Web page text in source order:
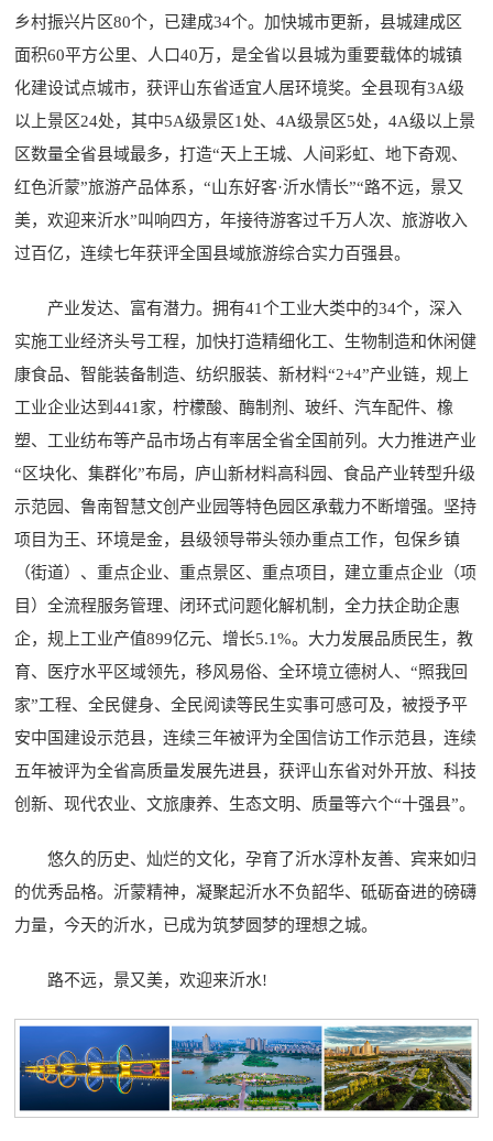
乡村振兴片区80个，已建成34个。加快城市更新，县城建成区
面积60平方公里、人口40万，是全省以县城为重要载体的城镇
化建设试点城市，获评山东省适宜人居环境奖。全县现有3A级
以上景区24处，其中5A级景区1处、4A级景区5处，4A级以上景
区数量全省县域最多，打造“天上王城、人间彩虹、地下奇观、
红色沂蒙”旅游产品体系，“山东好客·沂水情长”“路不远，景又
美，欢迎来沂水”叫响四方，年接待游客过千万人次、旅游收入
过百亿，连续七年获评全国县域旅游综合实力百强县。
产业发达、富有潜力。拥有41个工业大类中的34个，深入
实施工业经济头号工程，加快打造精细化工、生物制造和休闲健
康食品、智能装备制造、纺织服装、新材料“2+4”产业链，规上
工业企业达到441家，柠檬酸、酶制剂、玻纤、汽车配件、橡
塑、工业纺布等产品市场占有率居全省全国前列。大力推进产业
“区块化、集群化”布局，庐山新材料高科园、食品产业转型升级
示范园、鲁南智慧文创产业园等特色园区承载力不断增强。坚持
项目为王、环境是金，县级领导带头领办重点工作，包保乡镇
（街道）、重点企业、重点景区、重点项目，建立重点企业（项
目）全流程服务管理、闭环式问题化解机制，全力扶企助企惠
企，规上工业产值899亿元、增长5.1%。大力发展品质民生，教
育、医疗水平区域领先，移风易俗、全环境立德树人、“照我回
家”工程、全民健身、全民阅读等民生实事可感可及，被授予平
安中国建设示范县，连续三年被评为全国信访工作示范县，连续
五年被评为全省高质量发展先进县，获评山东省对外开放、科技
创新、现代农业、文旅康养、生态文明、质量等六个“十强县”。
悠久的历史、灿烂的文化，孕育了沂水淳朴友善、宾来如归
的优秀品格。沂蒙精神，凝聚起沂水不负韶华、砥砺奋进的磅礴
力量，今天的沂水，已成为筑梦圆梦的理想之城。
路不远，景又美，欢迎来沂水!